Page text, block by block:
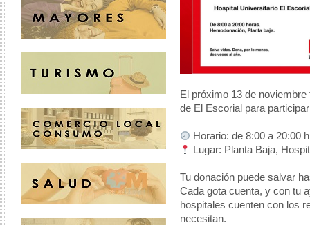
El próximo 13 de
de El Escorial para
Horario: de 8:00 a 20:00 h
Lugar: Planta Baja,
Tu donación puede salvar
Cada gota cuenta, y con tu
hospitales cuenten con los
necesitan.